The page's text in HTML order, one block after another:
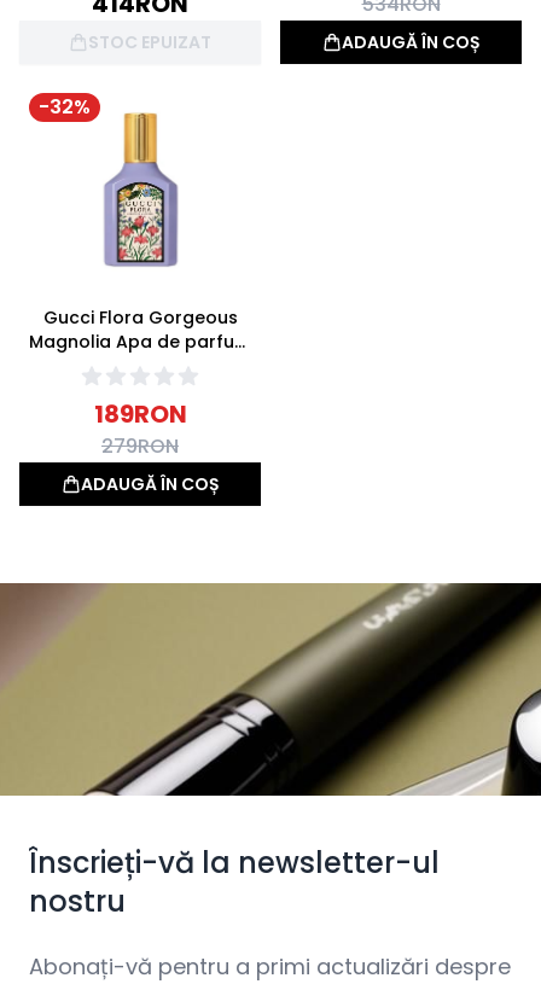
STOC EPUIZAT ADAUGĂ ÎN COȘ
-32%
Gucci Flora Gorgeous
Magnolia Apa de parfum
30ml
189RON
279RON
ADAUGĂ ÎN COȘ
Înscrieți-vă la newsletter-ul
nostru
Abonați-vă pentru a primi actualizări despre